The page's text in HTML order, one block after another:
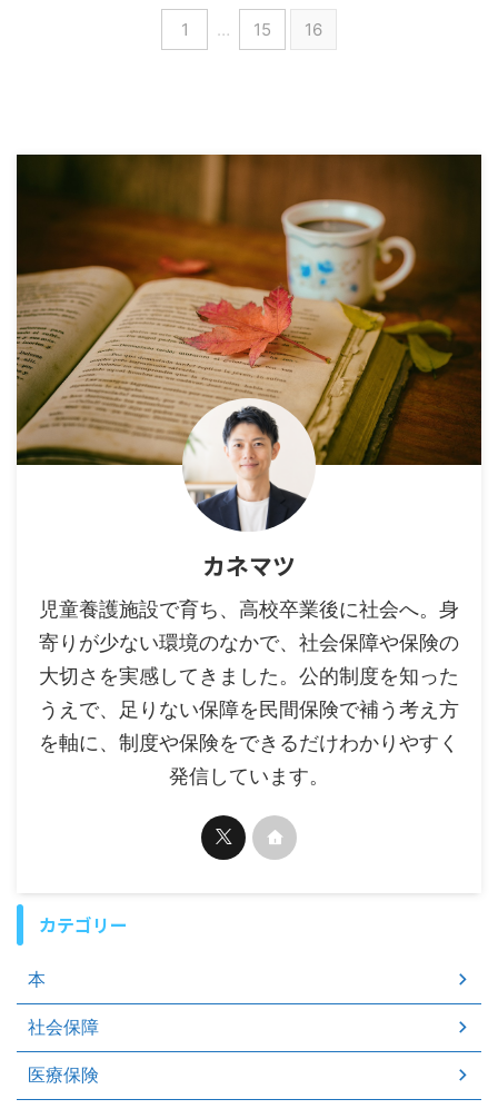
1 … 15 16
カネマツ
児童養護施設で育ち、高校卒業後に社会へ。身
寄りが少ない環境のなかで、社会保障や保険の
大切さを実感してきました。公的制度を知った
うえで、足りない保障を民間保険で補う考え方
を軸に、制度や保険をできるだけわかりやすく
発信しています。
カテゴリー
本
社会保障
医療保険